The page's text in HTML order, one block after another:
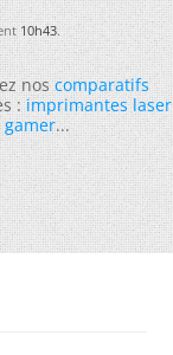
10h43.
noscomparatifs
:imprimantes laser
gamer...